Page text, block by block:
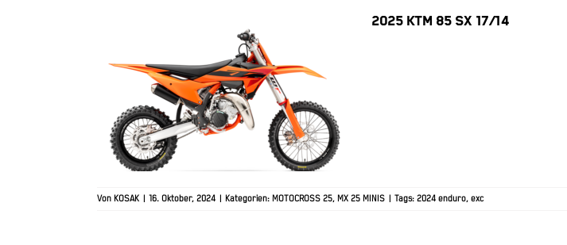
2025 KTM 85 SX 17/14
2025 KTM 85 SX 17/14
Von KOSAK 16. Oktober, 2024 Kategorien: MOTOCROSS 25, MX 25 MINIS Tags: 2024 enduro, exc